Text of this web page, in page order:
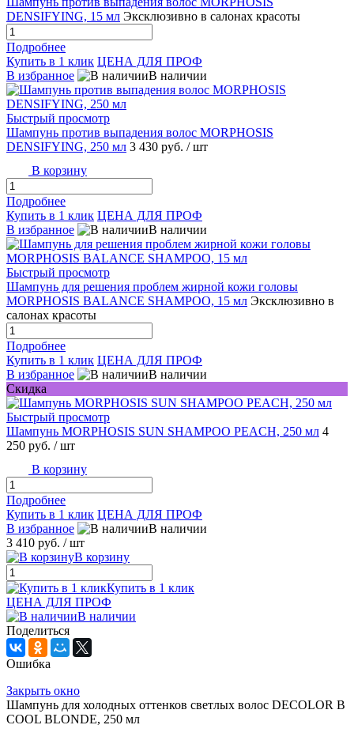
DENSIFYING, 15 мл Эксклюзивно в салонах красоты
Подробнее
Купить в 1 клик ЦЕНА ДЛЯ ПРОФ
В избранное
В наличии
Быстрый просмотр
Шампунь против выпадения волос MORPHOSIS
DENSIFYING, 250 мл 3 430 руб. / шт
В корзину
Подробнее
Купить в 1 клик ЦЕНА ДЛЯ ПРОФ
В избранное
В наличии
Быстрый просмотр
Шампунь для решения проблем жирной кожи головы
MORPHOSIS BALANCE SHAMPOO, 15 мл Эксклюзивно в
салонах красоты
Подробнее
Купить в 1 клик ЦЕНА ДЛЯ ПРОФ
В избранное
В наличии
Скидка
Быстрый просмотр
Шампунь MORPHOSIS SUN SHAMPOO PEACH, 250 мл 4
250 руб. / шт
В корзину
Подробнее
Купить в 1 клик ЦЕНА ДЛЯ ПРОФ
В избранное
В наличии
3 410 руб. / шт
В корзину
Купить в 1 клик
ЦЕНА ДЛЯ ПРОФ
В наличии
Поделиться
Ошибка
Закрыть окно
Шампунь для холодных оттенков светлых волос DECOLOR B
COOL BLONDE, 250 мл